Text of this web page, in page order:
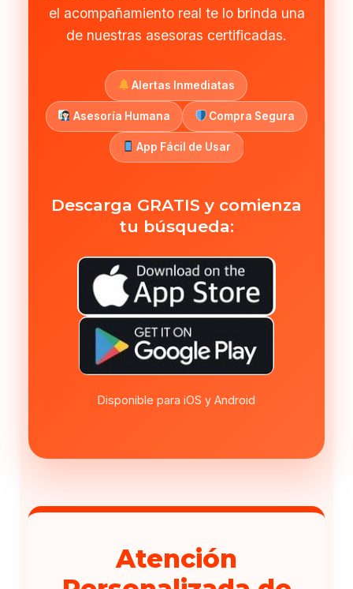
el acompañamiento real te lo brinda una
de nuestras asesoras certificadas.
Alertas Inmediatas
Asesoría Humana Compra Segura
App Fácil de Usar
Descarga GRATIS y comienza
tu búsqueda:
Disponible para iOS y Android
Atención